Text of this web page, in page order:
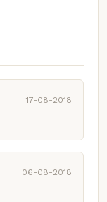
17-08-2018
06-08-2018